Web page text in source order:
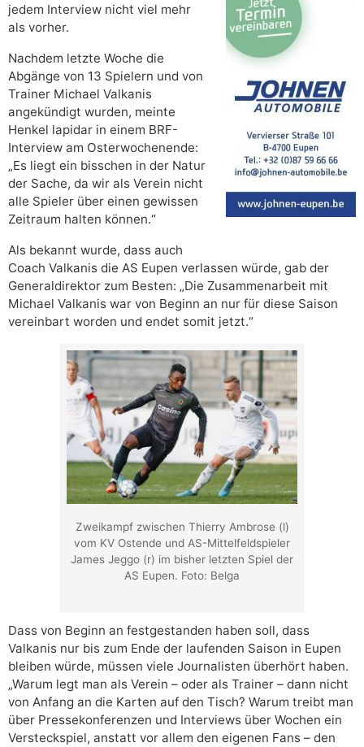
jedem Interview nicht viel mehr
als vorher.
Nachdem letzte Woche die
Abgänge von 13 Spielern und von
Trainer Michael Valkanis
angekündigt wurden, meinte
Henkel lapidar in einem BRF-
Interview am Osterwochenende:
„Es liegt ein bisschen in der Natur
der Sache, da wir als Verein nicht
alle Spieler über einen gewissen
Zeitraum halten können.“
Als bekannt wurde, dass auch
Coach Valkanis die AS Eupen verlassen würde, gab der
Generaldirektor zum Besten: „Die Zusammenarbeit mit
Michael Valkanis war von Beginn an nur für diese Saison
vereinbart worden und endet somit jetzt.“
Zweikampf zwischen Thierry Ambrose (l)
vom KV Ostende und AS-Mittelfeldspieler
James Jeggo (r) im bisher letzten Spiel der
AS Eupen. Foto: Belga
Dass von Beginn an festgestanden haben soll, dass
Valkanis nur bis zum Ende der laufenden Saison in Eupen
bleiben würde, müssen viele Journalisten überhört haben.
„Warum legt man als Verein – oder als Trainer – dann nicht
von Anfang an die Karten auf den Tisch? Warum treibt man
über Pressekonferenzen und Interviews über Wochen ein
Versteckspiel, anstatt vor allem den eigenen Fans – den